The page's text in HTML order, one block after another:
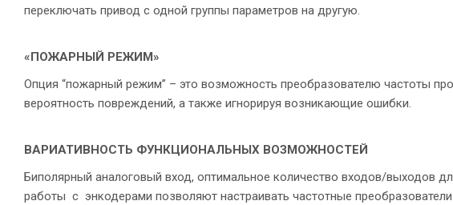
переключать привод с одной группы параметров на другую.
«ПОЖАРНЫЙ РЕЖИМ»
Опция “пожарный режим” – это возможность преобразователю частоты
вероятность повреждений, а также игнорируя возникающие ошибки.
ВАРИАТИВНОСТЬ ФУНКЦИОНАЛЬНЫХ ВОЗМОЖНОСТЕЙ
Биполярный аналоговый вход, оптимальное количество входов/выходов
работы с энкодерами позволяют настраивать частотные